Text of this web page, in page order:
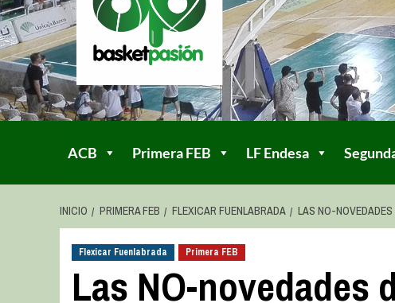
ACB Primera FEB LF Endesa
INICIO PRIMERA FEB FLEXICAR FUENLABRADA LAS NO-
Flexicar Fuenlabrada Primera FEB
Las NO-novedades